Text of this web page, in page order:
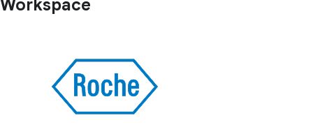
Workspace